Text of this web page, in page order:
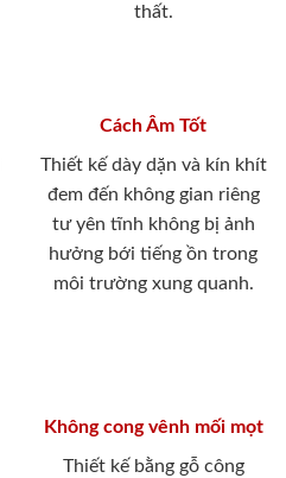
thất.
Cách Âm Tốt
Thiết kế dày dặn và kín khít
đem đến không gian riêng
tư yên tĩnh không bị ảnh
hưởng bới tiếng ồn trong
môi trường xung quanh.
Không cong vênh mối mọt
Thiết kế bằng gỗ công